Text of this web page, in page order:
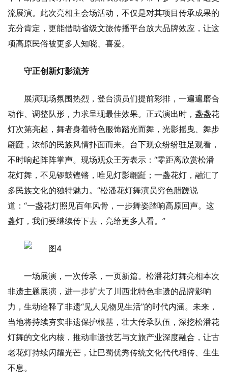
流展演。此次亮相主会场活动，不仅是对其项目传承成果的
充分肯定，更能借助省级文旅传播平台放大品牌效应，让这
项高原民俗被更多人知晓、喜爱。
守正创新灯影流芳
展演现场氛围热烈，登台演员们提前彩排，一遍遍磨合
动作、调整队形，力求呈现最佳效果。正式演出时，盏盏花
灯次第亮起，舞者身着特色服饰踏光而舞，光影摇曳、舞步
翩跹，浓郁的民族风情扑面而来。台下观众纷纷驻足观看，
不时响起阵阵掌声。现场观众王芳表示：“零距离欣赏松潘
花灯舞，不见锣鼓铿锵，唯见灯影翩跹；一盏花灯，融汇了
多民族文化的独特魅力。”松潘花灯舞演员穷色腊蹉说
道：“一盏花灯照见百年风骨，一步舞姿踏响高原回声。这
盏灯，我们要继续传下去，亮给更多人看。”
一场展演，一次传承，一页新篇。松潘花灯舞亮相本次
非遗主题展演，进一步扩大了川西北特色非遗的品牌影响
力，生动诠释了非遗“见人见物见生活”的时代内涵。未来，
当地将持续夯实非遗保护根基，壮大传承队伍，深挖松潘花
灯舞的文化内核，推动非遗技艺与文旅产业深度融合，让古
老花灯持续闪耀光芒，让巴蜀优秀传统文化代代相传、生生
不息。